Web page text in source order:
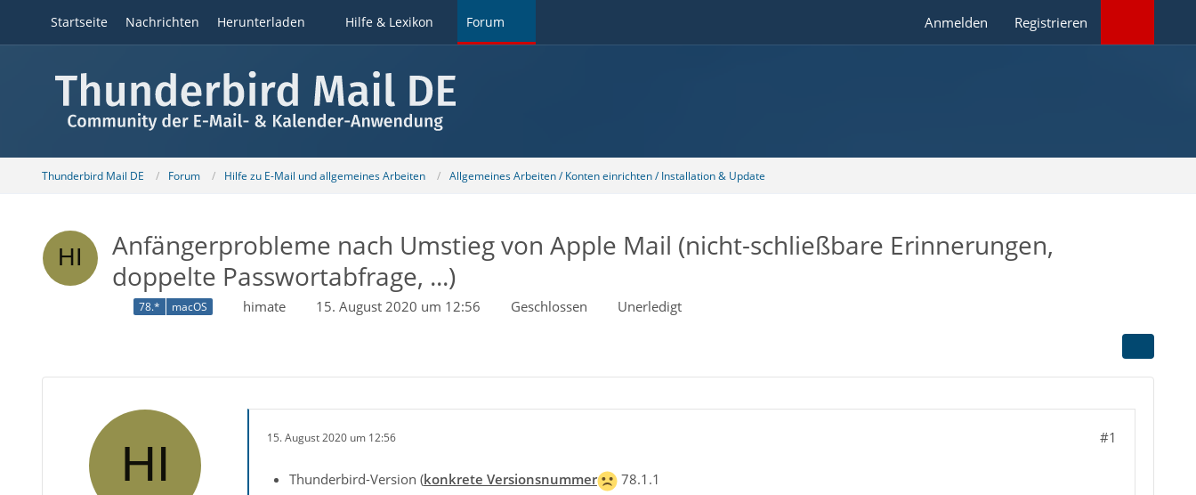
Startseite Nachrichten Herunterladen Hilfe & Lexikon Forum Anmelden Registrieren
Thunderbird Mail DE Forum Hilfe zu E-Mail und allgemeines Arbeiten Allgemeines Arbeiten / Konten einrichten / Installation & Update
Anfängerprobleme nach Umstieg von Apple Mail (nicht-schließbare Erinnerungen,
doppelte Passwortabfrage, ...)
78.* macOS himate 15. August 2020 um 12:56 Geschlossen Unerledigt
15. August 2020 um 12:56 #1
Thunderbird-Version (konkrete Versionsnummer
78.1.1